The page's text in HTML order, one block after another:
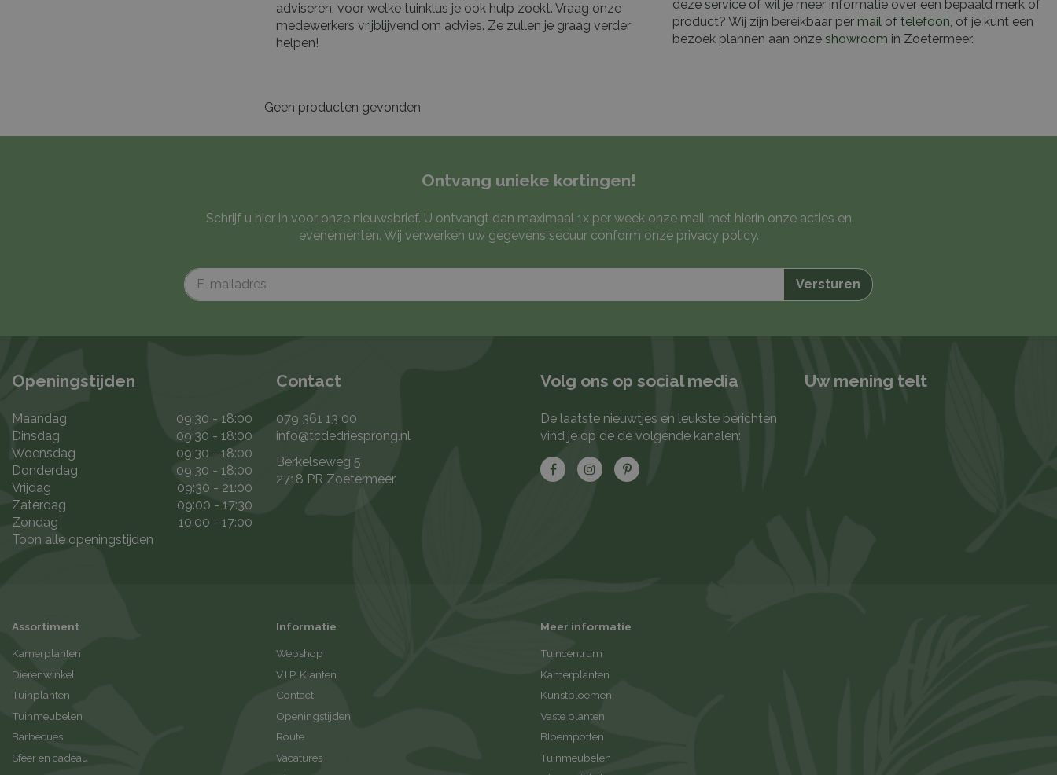
adviseren, voor welke tuinklus je ook hulp zoekt. Vraag onze
medewerkers vrijblijvend om advies. Ze zullen je graag verder
helpen!
deze service of wil je meer informatie over een bepaald merk of
product? Wij zijn bereikbaar per mail of telefoon, of je kunt een
bezoek plannen aan onze showroom in Zoetermeer.
Geen producten gevonden
Ontvang unieke kortingen!
Schrijf u hier in voor onze nieuwsbrief. U ontvangt dan maximaal 1x per week onze mail met hierin onze acties en
evenementen. Wij verwerken uw gegevens secuur conform onze privacy policy.
Openingstijden
Maandag
09:30 - 18:00
Dinsdag
09:30 - 18:00
Woensdag
09:30 - 18:00
Donderdag
09:30 - 18:00
Vrijdag
09:30 - 21:00
Zaterdag
09:00 - 17:30
Zondag
10:00 - 17:00
Toon alle openingstijden
Contact
079 361 13 00
info@tcdedriesprong.nl
Berkelseweg 5
2718 PR Zoetermeer
Volg ons op social media
De laatste nieuwtjes en leukste berichten
vind je op de de volgende kanalen:
Uw mening telt
Assortiment
Kamerplanten
Dierenwinkel
Tuinplanten
Tuinmeubelen
Barbecues
Sfeer en cadeau
Informatie
Webshop
V.I.P. Klanten
Contact
Openingstijden
Route
Vacatures
Meer informatie
Tuincentrum
Kamerplanten
Kunstbloemen
Vaste planten
Bloempotten
Tuinmeubelen